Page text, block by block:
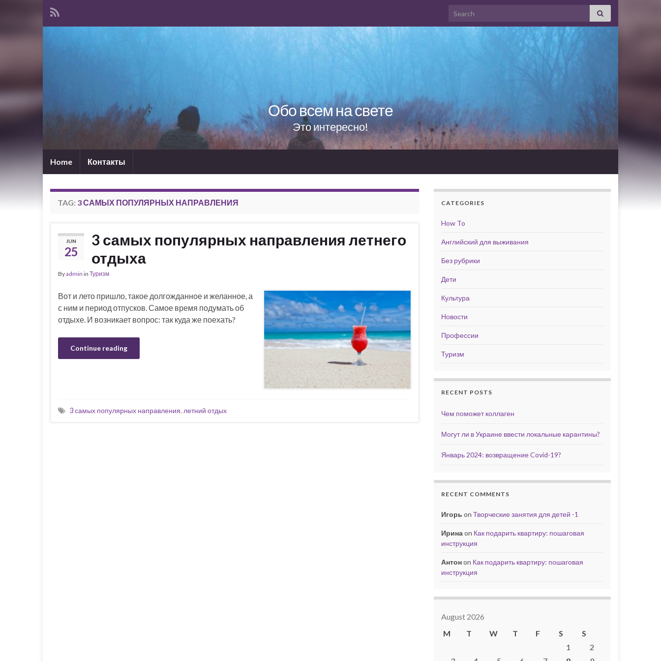
Search for:
Обо всем на свете
Это интересно!
Home Контакты
TAG: 3 САМЫХ ПОПУЛЯРНЫХ НАПРАВЛЕНИЯ
JUN
25
3 самых популярных направления летнего
отдыха
Byadmin in Туризм
Вот и лето пришло, такое долгожданное и желанное, а
с ним и период отпусков. Самое время подумать об
отдыхе. И возникает вопрос: так куда же поехать?
Continue reading
3 самых популярных направления, летний отдых
CATEGORIES
How To
Английский для выживания
Без рубрики
Дети
Культура
Новости
Профессии
Туризм
RECENT POSTS
Чем поможет коллаген
Могут ли в Украине ввести локальные карантины?
Январь 2024: возвращение Covid-19?
RECENT COMMENTS
Игорь on Творческие занятия для детей -1
Иринаon Как подарить квартиру: пошаговая
инструкция
Антонon Как подарить квартиру: пошаговая
инструкция
August 2026
M
T W T F S
S
1
2